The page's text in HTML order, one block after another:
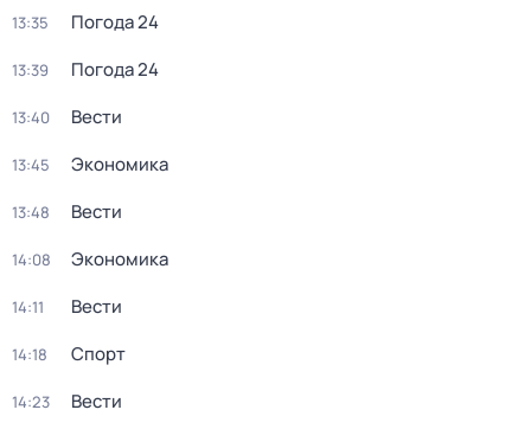
13:35 Погода 24
13:39 Погода 24
13:40 Вести
13:45 Экономика
13:48 Вести
14:08 Экономика
14:11 Вести
14:18 Спорт
14:23 Вести